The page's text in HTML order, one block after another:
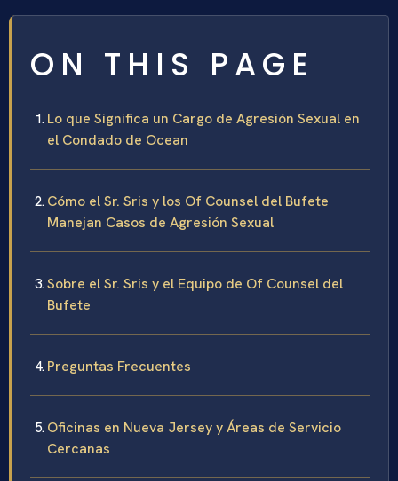
ON THIS PAGE
Lo que Significa un Cargo de Agresión Sexual en
el Condado de Ocean
Cómo el Sr. Sris y los Of Counsel del Bufete
Manejan Casos de Agresión Sexual
Sobre el Sr. Sris y el Equipo de Of Counsel del
Bufete
Preguntas Frecuentes
Oficinas en Nueva Jersey y Áreas de Servicio
Cercanas